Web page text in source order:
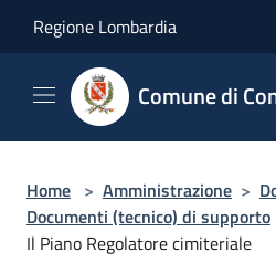
Regione Lombardia
Comune di
Home > Amministrazione >
Documenti (tecnico) di supporto
Il Piano Regolatore cimiteriale